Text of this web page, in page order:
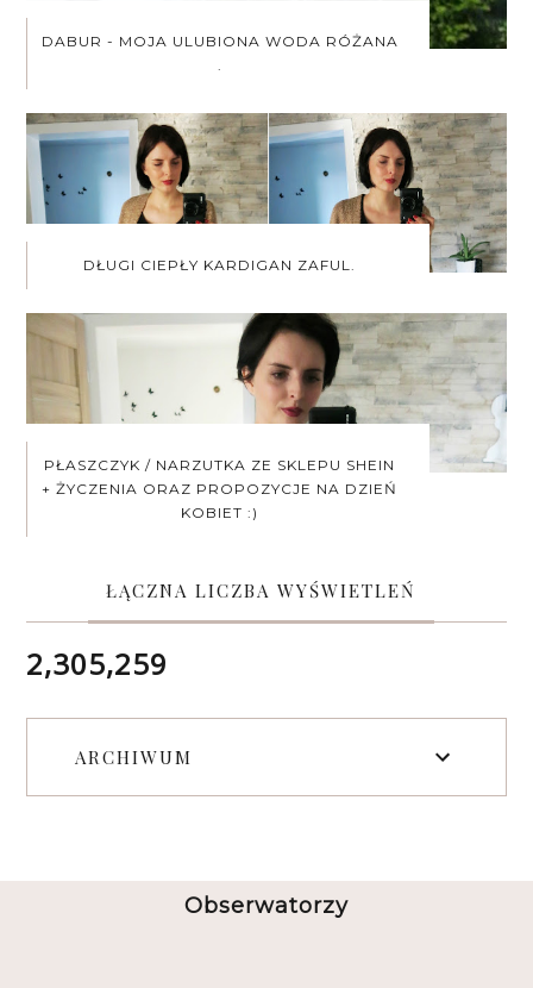
DABUR - MOJA ULUBIONA WODA RÓŻANA
DŁUGI CIEPŁY KARDIGAN ZAFUL.
PŁASZCZYK / NARZUTKA ZE SKLEPU SHEIN
+ ŻYCZENIA ORAZ PROPOZYCJE NA DZIEŃ
KOBIET :)
ŁĄCZNA LICZBA WYŚWIETLEŃ
2,305,259
ARCHIWUM
Obserwatorzy